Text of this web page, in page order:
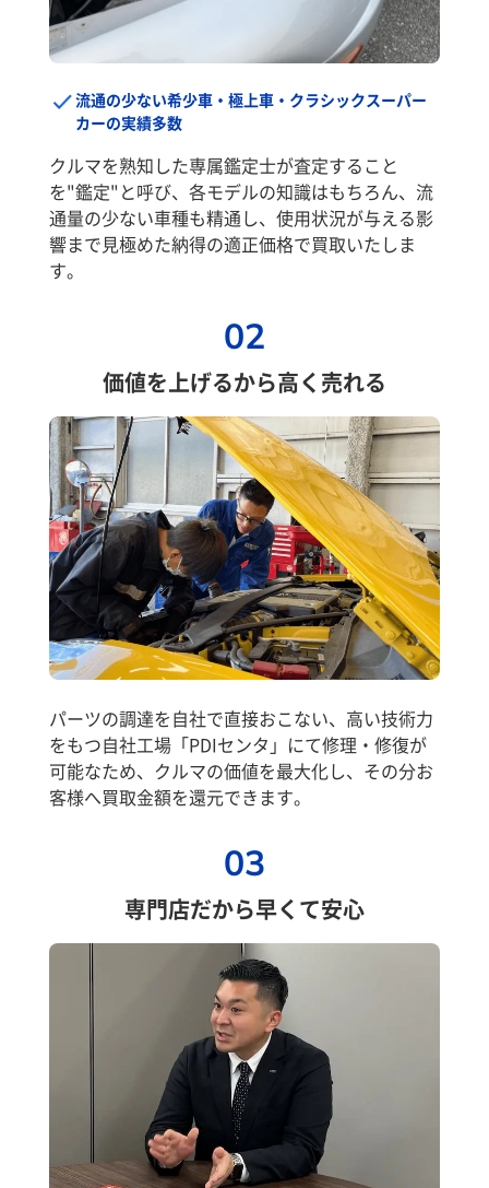
流通の少ない希少車・極上車・クラシックスーパー
カーの実績多数
クルマを熟知した専属鑑定士が査定すること
を"鑑定"と呼び、各モデルの知識はもちろん、流
通量の少ない車種も精通し、使用状況が与える影
響まで見極めた納得の適正価格で買取いたしま
す。
02
価値を上げるから高く売れる
パーツの調達を自社で直接おこない、高い技術力
をもつ自社工場「PDIセンタ」にて修理・修復が
可能なため、クルマの価値を最大化し、その分お
客様へ買取金額を還元できます。
03
専門店だから早くて安心